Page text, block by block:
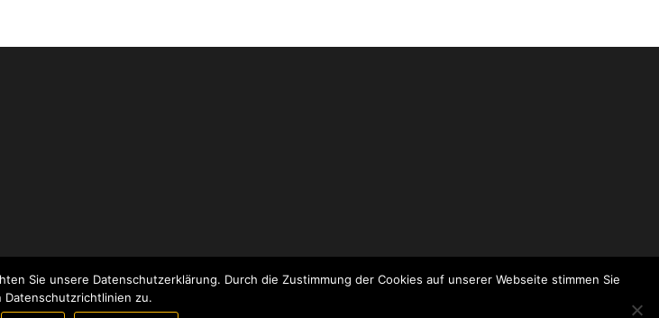
WordPress|Theme:Envo eCommerce
Sie unsere Datenschutzerklärung. Durch die Zustimmung der Cookies auf unserer Webseite stimmen Sie
Datenschutzrichtlinien zu.